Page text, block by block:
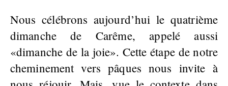
Nous célébrons aujourd’hui le quatrième
dimanche de Carême, appelé aussi
«dimanche de la joie». Cette étape de notre
cheminement vers pâques nous invite à